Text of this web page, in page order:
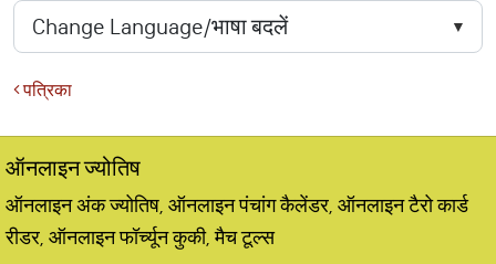
पत्रिका
ऑनलाइन ज्योतिष
ऑनलाइन अंक ज्योतिष, ऑनलाइन पंचांग कैलेंडर, ऑनलाइन टैरो कार्ड
रीडर, ऑनलाइन फॉर्च्यून कुकी, मैच टूल्स